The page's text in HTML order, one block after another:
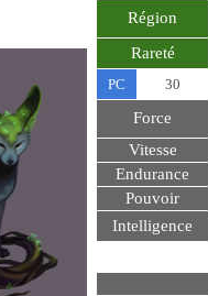
Région
Rareté
PC
30
Force
Vitesse
Endurance
Pouvoir
Intelligence